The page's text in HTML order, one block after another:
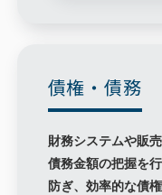
債権・債務
財務システムや販
債務金額の把握を
防ぎ、効率的な債